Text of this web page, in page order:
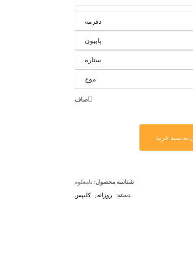
دفرمه
پاپیون
ستاره
موج
صاف
به سبد خرید
شناسه محصول: نامعلوم
دسته:
روزانه کلیپس